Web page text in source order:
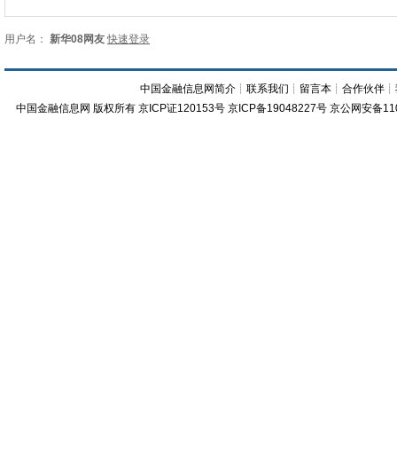
用户名： 新华08网友 快速登录
中国金融信息网简介 ┊联系我们 ┊ 留言本 ┊合作伙伴 ┊
中国金融信息网 版权所有 京ICP证120153号 京ICP备19048227号 京公网安备